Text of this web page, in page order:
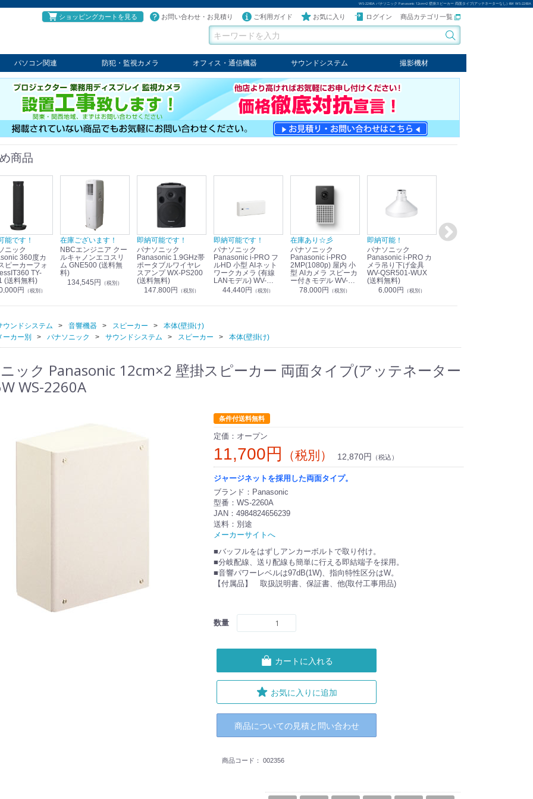
WS-2260A パナソニック Panasonic 12cm×2 壁掛スピーカー 両面タイプ(アッテネーターなし) 6W WS-2260A
ショッピングカートを見る お問い合わせ・お見積り ご利用ガイド お気に入り ログイン 商品カテゴリ一覧
パソコン関連
ソコン
ブレット
パーツ
ンソール
ーブル
替器・延長器
送器
ンバータ
の他
防犯・監視カメラ
パナソニック
TAKEX
LET'S
JSS
SELCO
PRINCETON
OS
ネクステージ
ATEN
オフィス・通信機器
回線切替器
疑似電話回線装置
通信機器
デジタル携帯電話PBX
収納・ラック・ハンガー
会議システム
電子黒板
ホワイトボード
その他
サウンドシステム
音響機器
輸入オーディオ
楽器
ケーブル
撮影機材
ビデオライト
クールライト
LEDライト
スタンド
写真関連商品
スタジオセット商品
オプション
商品
能です！
ニック
360度カ
ピーカーフォ
TY-
(送料無料)
円 （税別）
在庫ございます！
NBCエンジニア クー
ルキャノンエコスリ
ム GNE500 (送料無
料)
134,545円
（税別）
即納可能です！
パナソニック
Panasonic 1.9GHz帯
ポータブルワイヤレ
スアンプ WX-PS200
(送料無料)
147,800円 （税別）
即納可能です！
パナソニック
Panasonic i-PRO フ
ルHD 小型 AIネット
ワークカメラ (有線
LANモデル) WV-
S7130UX (送料無料)
44,440円 （税別）
在庫あり☆彡
パナソニック
Panasonic i-PRO
2MP(1080p) 屋内 小
型 AIカメラ スピーカ
ー付きモデル WV-
S71301-F2L (送料無
78,000円 （税別）
即納可能！
パナソニック
Panasonic i-PRO カ
メラ吊り下げ金具
WV-QSR501-WUX
(送料無料)
6,000円 （税別）
ウンドシステム 音響機器 スピーカー
本体(壁掛け)
ーカー別
パナソニック サウンドシステム スピーカー 本体(壁掛け)
ック Panasonic 12cm×2 壁掛スピーカー 両面タイプ(アッテネーター
WS-2260A
条件付送料無料
定価：オープン
11,700円 （税別） 12,870円 （税込）
ジャージネットを採用した両面タイプ。
ブランド：Panasonic
型番：WS-2260A
JAN：4984824656239
送料：別途
メーカーサイトへ
■バッフルをはずしアンカーボルトで取り付け。
■分岐配線、送り配線も簡単に行える即結端子を採用。
■音響パワーレベルは97dB(1W)、指向特性区分はW。
【付属品】 取扱説明書、保証書、他(取付工事用品)
数量
カートに入れる
お気に入りに追加
商品についての見積と問い合わせ
商品コード： 002356